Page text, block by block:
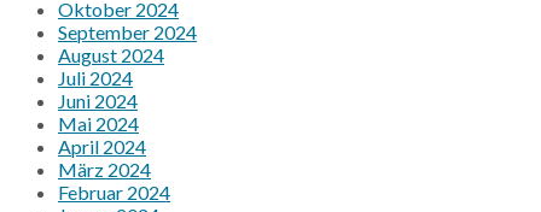
Oktober 2024
September 2024
August 2024
Juli 2024
Juni 2024
Mai 2024
April 2024
März 2024
Februar 2024